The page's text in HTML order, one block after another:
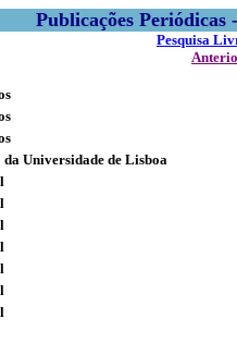
Publicações
Pesquisa
Universidade de Lisboa